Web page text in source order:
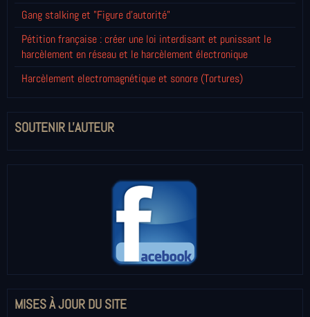
Gang stalking et "Figure d'autorité"
Pétition française : créer une loi interdisant et punissant le
harcèlement en réseau et le harcèlement électronique
Harcèlement electromagnétique et sonore (Tortures)
SOUTENIR L'AUTEUR
MISES À JOUR DU SITE